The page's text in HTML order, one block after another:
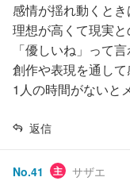
感情が揺れ動くと
理想が高くて現実
「優しいね」って
創作や表現を通し
1人の時間がないと
返信
No.41 主 サザエ